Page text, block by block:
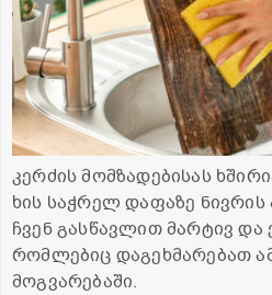
კერძის მომზადებისას
ხის საჭრელ დაფაზე ნივრის
ჩვენ გასწავლით მარტივ და
რომლებიც დაგეხმარებათ
მოგვარებაში.